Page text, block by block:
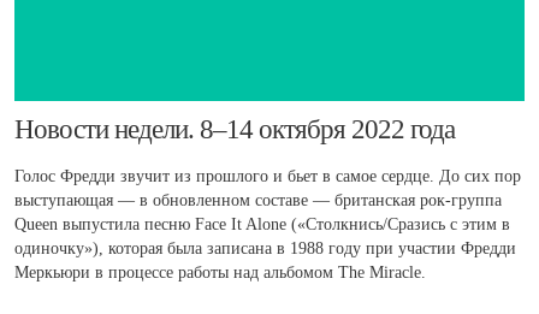
​Новости недели. 8–14 октября 2022 года
Голос Фредди звучит из прошлого и бьет в самое сердце. До сих пор
выступающая — в обновленном составе — британская рок-группа
Queen выпустила песню Face It Alone («Столкнись/Сразись с этим в
одиночку»), которая была записана в 1988 году при участии Фредди
Меркьюри в процессе работы над альбомом The Miracle.